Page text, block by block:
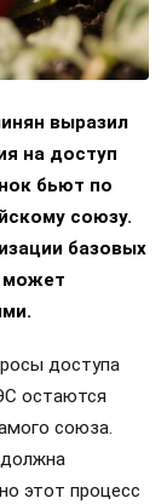
выразил
на доступ
бьют по
союзу.
базовых
может
доступа
остаются
союза.
этот процесс